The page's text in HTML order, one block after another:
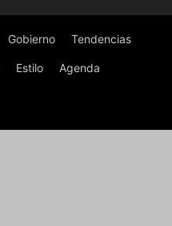
Gobierno Tendencias
Estilo Agenda